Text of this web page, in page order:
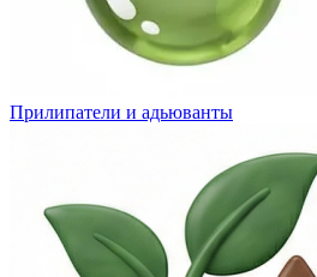
Прилипатели и адьюванты